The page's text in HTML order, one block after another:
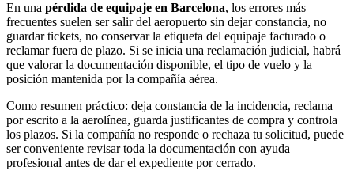
En una pérdida de equipaje en Barcelona, los errores más
frecuentes suelen ser salir del aeropuerto sin dejar constancia, no
guardar tickets, no conservar la etiqueta del equipaje facturado o
reclamar fuera de plazo. Si se inicia una reclamación judicial, habrá
que valorar la documentación disponible, el tipo de vuelo y la
posición mantenida por la compañía aérea.
Como resumen práctico: deja constancia de la incidencia, reclama
por escrito a la aerolínea, guarda justificantes de compra y controla
los plazos. Si la compañía no responde o rechaza tu solicitud, puede
ser conveniente revisar toda la documentación con ayuda
profesional antes de dar el expediente por cerrado.